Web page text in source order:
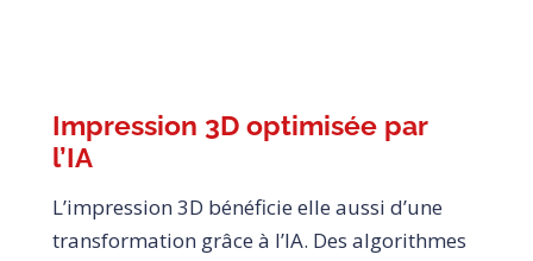
Impression 3D optimisée par
l’IA
L’impression 3D bénéficie elle aussi d’une
transformation grâce à l’IA. Des algorithmes